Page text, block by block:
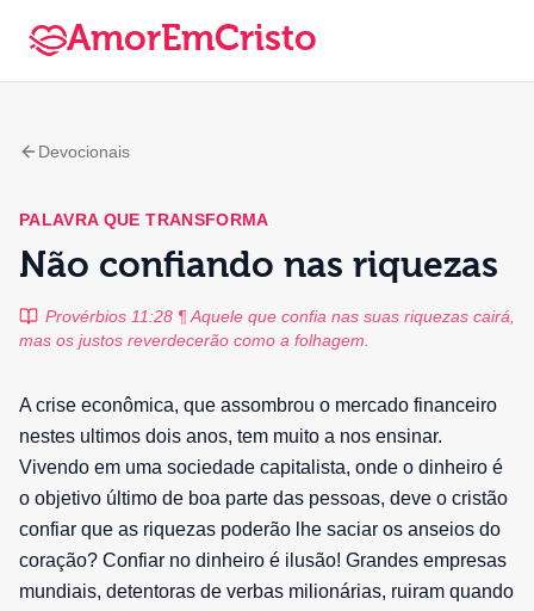
AmorEmCristo
Devocionais
PALAVRA QUE TRANSFORMA
Não confiando nas riquezas
Provérbios 11:28 ¶ Aquele que confia nas suas riquezas cairá,
mas os justos reverdecerão como a folhagem.
A crise econômica, que assombrou o mercado financeiro
nestes ultimos dois anos, tem muito a nos ensinar.
Vivendo em uma sociedade capitalista, onde o dinheiro é
o objetivo último de boa parte das pessoas, deve o cristão
confiar que as riquezas poderão lhe saciar os anseios do
coração? Confiar no dinheiro é ilusão! Grandes empresas
mundiais, detentoras de verbas milionárias, ruiram quando